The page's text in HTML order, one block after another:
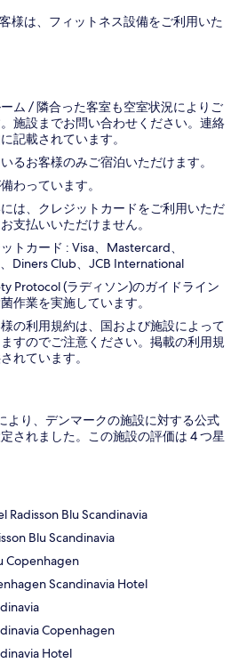
様は、フィットネス設備をご利用いた
ム / 隣合った客室も空室状況によりご
施設までお問い合わせください。連絡
記載されています。
るお客様のみご宿泊いただけます。
わっています。
は、クレジットカードをご利用いただ
支払いいただけません。
トカード : Visa、Mastercard、
Diners Club、JCB International
Protocol (ラディソン)のガイドライン
作業を実施しています。
の利用規約は、国および施設によって
すのでご注意ください。掲載の利用規
れています。
より、デンマークの施設に対する公式
されました。この施設の評価は 4 つ星
Radisson Blu Scandinavia
Blu Scandinavia
Copenhagen
Scandinavia Hotel
Copenhagen
Hotel